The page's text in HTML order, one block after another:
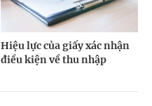
Hiệu lực của giấy xác nhận
điều kiện về thu nhập